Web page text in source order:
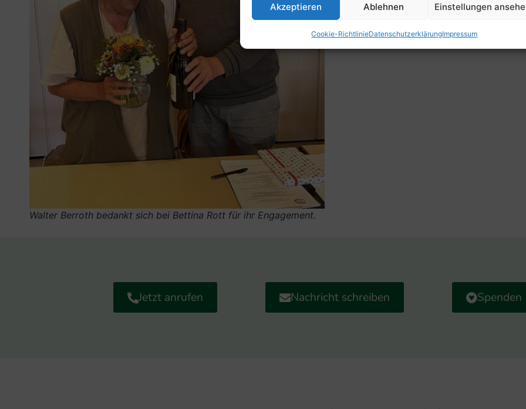
Akzeptieren Ablehnen Einstellungen
Cookie-RichtlinieDatenschutzerklärungImpressum
Walter Berroth bedankt sich bei Bettina Rott für ihr Engagement.
Jetzt anrufen Nachricht schreiben Spenden